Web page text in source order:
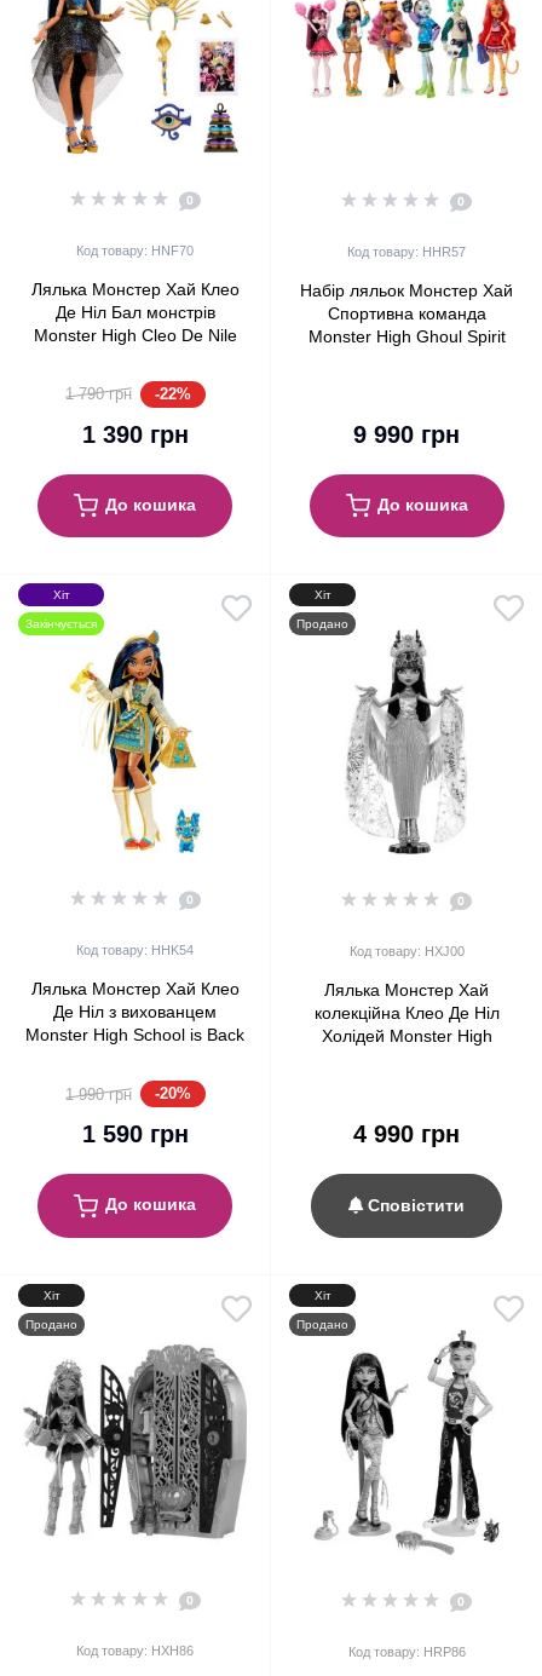
0
Код товару: HNF70
Лялька Монстер Хай Клео
Де Ніл Бал монстрів
Monster High Cleo De Nile
1 790 грн
-22%
1 390 грн
До кошика
0
Код товару: HHR57
Набір ляльок Монстер Хай
Спортивна команда
Monster High Ghoul Spirit
9 990 грн
До кошика
Хіт
Закінчується
0
Код товару: HHK54
Лялька Монстер Хай Клео
Де Ніл з вихованцем
Monster High School is Back
2022 Mattel
1 990 грн -20%
1 590 грн
До кошика
Хіт
Продано
0
Код товару: HXJ00
Лялька Монстер Хай
колекційна Клео Де Ніл
Холідей Monster High
4 990 грн
Сповістити
Хіт
Продано
0
Код товару: HXH86
Хіт
Продано
0
Код товару: HRP86